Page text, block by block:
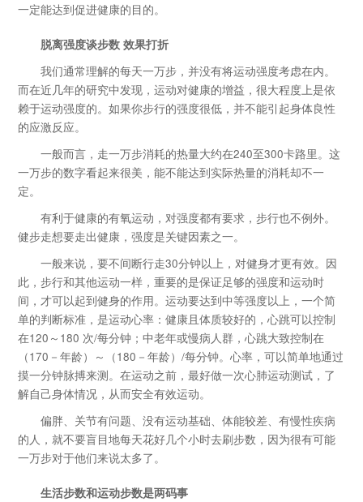
一定能达到促进健康的目的。
脱离强度谈步数 效果打折
我们通常理解的每天一万步，并没有将运动强度考虑在内。
而在近几年的研究中发现，运动对健康的增益，很大程度上是依
赖于运动强度的。如果你步行的强度很低，并不能引起身体良性
的应激反应。
一般而言，走一万步消耗的热量大约在240至300卡路里。这
一万步的数字看起来很美，能不能达到实际热量的消耗却不一
定。
有利于健康的有氧运动，对强度都有要求，步行也不例外。
健步走想要走出健康，强度是关键因素之一。
一般来说，要不间断行走30分钟以上，对健身才更有效。因
此，步行和其他运动一样，重要的是保证足够的强度和运动时
间，才可以起到健身的作用。运动要达到中等强度以上，一个简
单的判断标准，是运动心率：健康且体质较好的，心跳可以控制
在120～180 次/每分钟；中老年或慢病人群，心跳大致控制在
（170－年龄）～（180－年龄）/每分钟。心率，可以简单地通过
摸一分钟脉搏来测。在运动之前，最好做一次心肺运动测试，了
解自己身体情况，从而安全有效运动。
偏胖、关节有问题、没有运动基础、体能较差、有慢性疾病
的人，就不要盲目地每天花好几个小时去刷步数，因为很有可能
一万步对于他们来说太多了。
生活步数和运动步数是两码事